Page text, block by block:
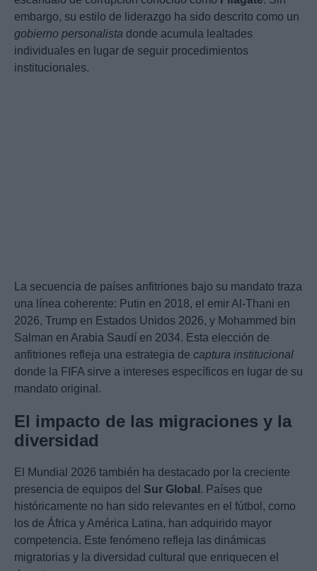
embargo, su estilo de liderazgo ha sido descrito como un
gobierno personalista donde acumula lealtades
individuales en lugar de seguir procedimientos
institucionales.
La secuencia de países anfitriones bajo su mandato traza
una línea coherente: Putin en 2018, el emir Al-Thani en
2026, Trump en Estados Unidos 2026, y Mohammed bin
Salman en Arabia Saudí en 2034. Esta elección de
anfitriones refleja una estrategia de captura institucional
donde la FIFA sirve a intereses específicos en lugar de su
mandato original.
El impacto de las migraciones y la
diversidad
El Mundial 2026 también ha destacado por la creciente
presencia de equipos del Sur Global . Países que
históricamente no han sido relevantes en el fútbol, como
los de África y América Latina, han adquirido mayor
competencia. Este fenómeno refleja las dinámicas
migratorias y la diversidad cultural que enriquecen el